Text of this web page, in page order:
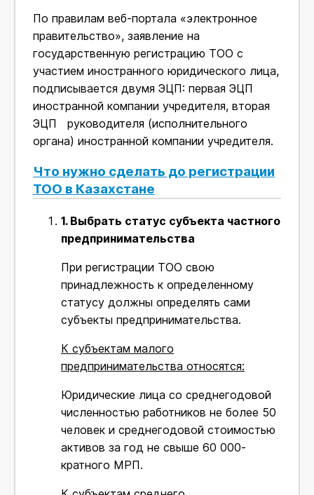
По правилам веб-портала «электронное
правительство», заявление на
государственную регистрацию ТОО с
участием иностранного юридического лица,
подписывается двумя ЭЦП: первая ЭЦП
иностранной компании учредителя, вторая
ЭЦП руководителя (исполнительного
органа) иностранной компании учредителя.
Что нужно сделать до регистрации
ТОО в Казахстане
1.Выбрать статус субъекта частного
предпринимательства
При регистрации ТОО свою
принадлежность к определенному
статусу должны определять сами
субъекты предпринимательства.
К субъектам малого
предпринимательства относятся:
Юридические лица со среднегодовой
численностью работников не более 50
человек и среднегодовой стоимостью
активов за год не свыше 60 000-
кратного МРП.